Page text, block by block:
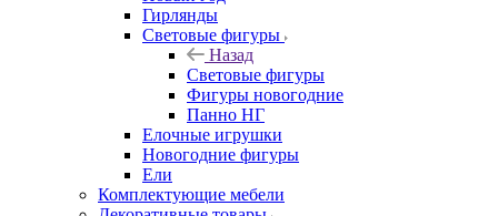
Гирлянды
Световые фигуры
Назад
Световые фигуры
Фигуры новогодние
Панно НГ
Елочные игрушки
Новогодние фигуры
Ели
Комплектующие мебели